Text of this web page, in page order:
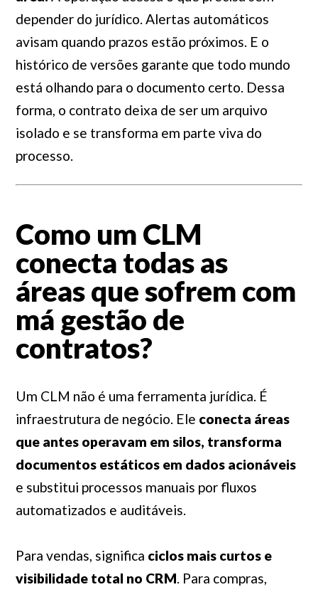
depender do jurídico. Alertas automáticos
avisam quando prazos estão próximos. E o
histórico de versões garante que todo mundo
está olhando para o documento certo. Dessa
forma, o contrato deixa de ser um arquivo
isolado e se transforma em parte viva do
processo.
Como um CLM
conecta todas as
áreas que sofrem com
má gestão de
contratos?
Um CLM não é uma ferramenta jurídica. É
infraestrutura de negócio. Ele conecta áreas
que antes operavam em silos, transforma
documentos estáticos em dados acionáveis
e substitui processos manuais por fluxos
automatizados e auditáveis.
Para vendas, significa ciclos mais curtos e
visibilidade total no CRM. Para compras,